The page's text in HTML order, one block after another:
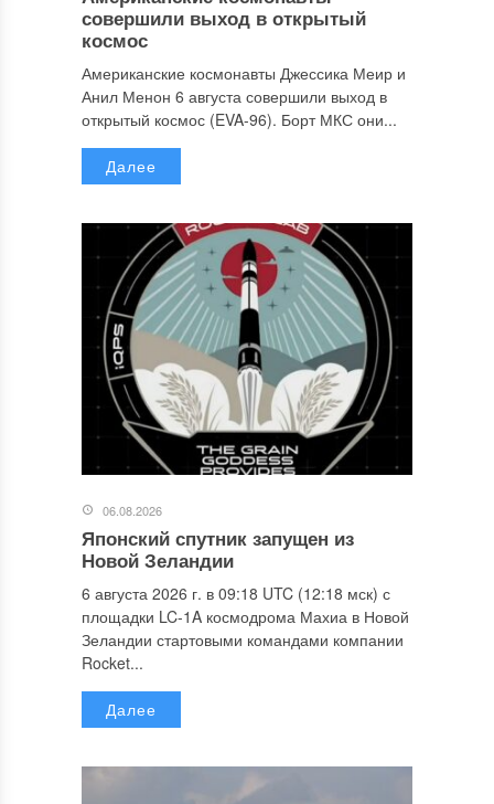
совершили выход в открытый
космос
Американские космонавты Джессика Меир и
Анил Менон 6 августа совершили выход в
открытый космос (EVA-96). Борт МКС они...
Далее
06.08.2026
Японский спутник запущен из
Новой Зеландии
6 августа 2026 г. в 09:18 UTC (12:18 мск) с
площадки LC-1A космодрома Махиа в Новой
Зеландии стартовыми командами компании
Rocket...
Далее